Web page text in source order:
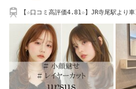
【☆口コミ高評価4.81☆】JR寺尾駅より